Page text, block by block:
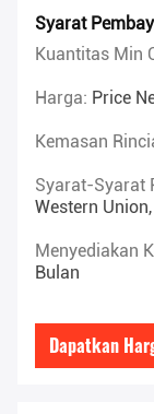
Syarat
Kuantitas Min
Harga: Price
Kemasan
Syarat-Syarat
Western
Menyediakan
Bulan
Dapatkan